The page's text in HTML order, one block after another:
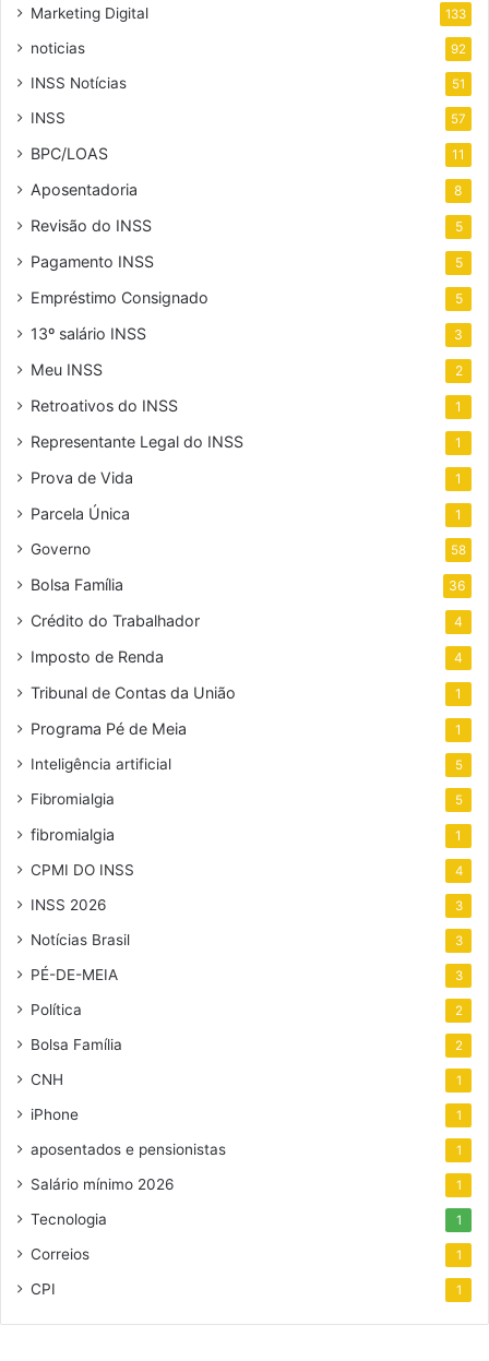
Marketing Digital 133
noticias 92
INSS Notícias 51
INSS 57
BPC/LOAS 11
Aposentadoria 8
Revisão do INSS 5
Pagamento INSS 5
Empréstimo Consignado 5
13º salário INSS 3
Meu INSS 2
Retroativos do INSS 1
Representante Legal do INSS 1
Prova de Vida 1
Parcela Única 1
Governo 58
Bolsa Família 36
Crédito do Trabalhador 4
Imposto de Renda 4
Tribunal de Contas da União 1
Programa Pé de Meia 1
Inteligência artificial 5
Fibromialgia 5
fibromialgia 1
CPMI DO INSS 4
INSS 2026 3
Notícias Brasil 3
PÉ-DE-MEIA 3
Política 2
Bolsa Família 2
CNH 1
iPhone 1
aposentados e pensionistas 1
Salário mínimo 2026 1
Tecnologia 1
Correios 1
CPI 1